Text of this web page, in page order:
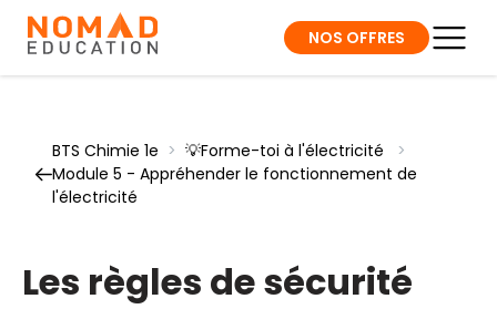
NOS OFFRES
BTS Chimie 1e > 💡Forme-toi à l'électricité
>
Module 5 - Appréhender le fonctionnement de
l'électricité
Les règles de sécurité